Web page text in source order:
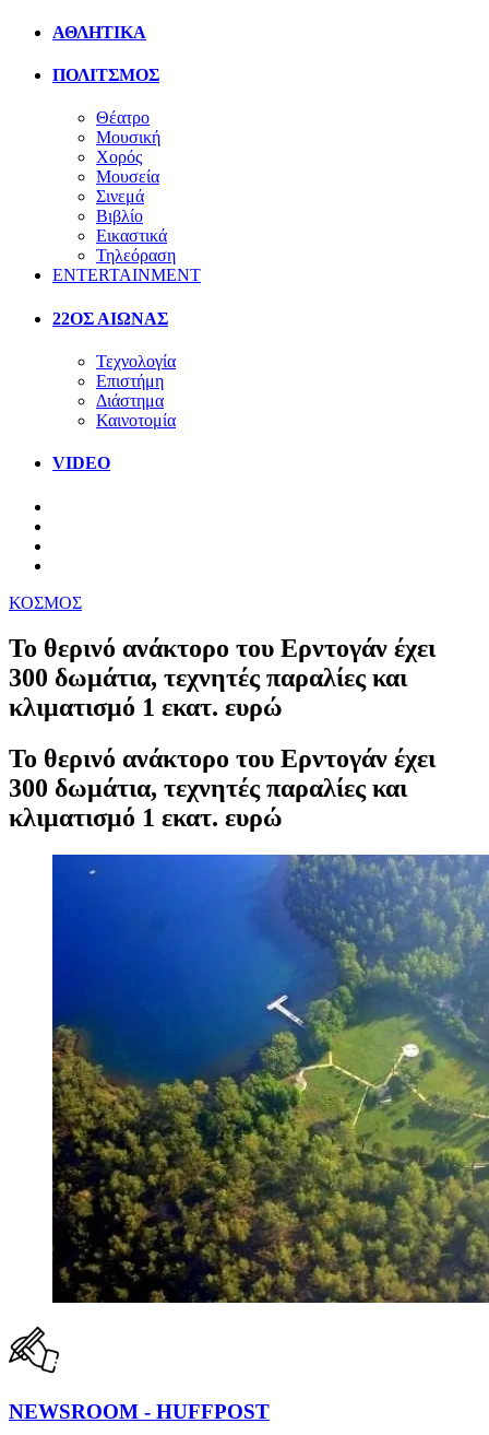
ΑΘΛΗΤΙΚΑ
ΠΟΛΙΤΣΜΟΣ
Θέατρο
Μουσική
Χορός
Μουσεία
Σινεμά
Βιβλίο
Εικαστικά
Τηλεόραση
ENTERTAINMENT
22ΟΣ ΑΙΩΝΑΣ
Τεχνολογία
Επιστήμη
Διάστημα
Καινοτομία
VIDEO
ΚΟΣΜΟΣ
To θερινό ανάκτορο του Ερντογάν έχει
300 δωμάτια, τεχνητές παραλίες και
κλιματισμό 1 εκατ. ευρώ
To θερινό ανάκτορο του Ερντογάν έχει
300 δωμάτια, τεχνητές παραλίες και
κλιματισμό 1 εκατ. ευρώ
NEWSROOM - HUFFPOST